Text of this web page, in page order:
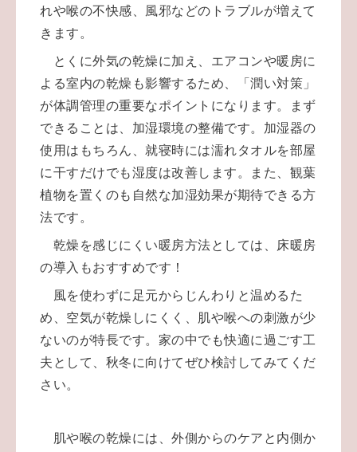
れや喉の不快感、風邪などのトラブルが増えて
きます。
とくに外気の乾燥に加え、エアコンや暖房に
よる室内の乾燥も影響するため、「潤い対策」
が体調管理の重要なポイントになります。まず
できることは、加湿環境の整備です。加湿器の
使用はもちろん、就寝時には濡れタオルを部屋
に干すだけでも湿度は改善します。また、観葉
植物を置くのも自然な加湿効果が期待できる方
法です。
乾燥を感じにくい暖房方法としては、床暖房
の導入もおすすめです！
風を使わずに足元からじんわりと温めるた
め、空気が乾燥しにくく、肌や喉への刺激が少
ないのが特長です。家の中でも快適に過ごす工
夫として、秋冬に向けてぜひ検討してみてくだ
さい。
肌や喉の乾燥には、外側からのケアと内側か